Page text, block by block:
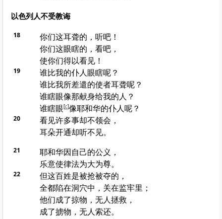
以色列人不受教诲
18
你们这耳聋的，听吧！
你们这眼瞎的，看吧，
使你们得以看见！
19
谁比我的仆人眼瞎呢？
谁比我所差遣的使者耳聋呢？
谁瞎眼像那献身给我的人？
谁瞎眼[c]像耶和华的仆人呢？
20
看见许多事却不领会，
耳朵开通却听不见。
21
耶和华因自己的公义，
乐意使律法为大为尊。
22
但这百姓是被抢被夺的，
全都陷在洞穴中，关在监牢里；
他们成了掠物，无人拯救，
成了掳物，无人索还。